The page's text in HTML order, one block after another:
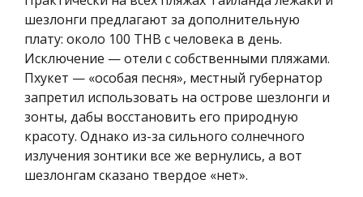
шезлонги предлагают за дополнительную
плату: около 100 THB с человека в день.
Исключение — отели с собственными пляжами.
Пхукет — «особая песня», местный губернатор
запретил использовать на острове шезлонги и
зонты, дабы восстановить его природную
красоту. Однако из-за сильного солнечного
излучения зонтики все же вернулись, а вот
шезлонгам сказано твердое «нет».